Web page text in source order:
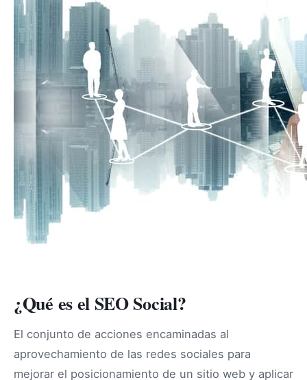
¿Qué es el SEO Social?
El conjunto de acciones encaminadas al
aprovechamiento de las redes sociales para
mejorar el posicionamiento de un sitio web y aplicar